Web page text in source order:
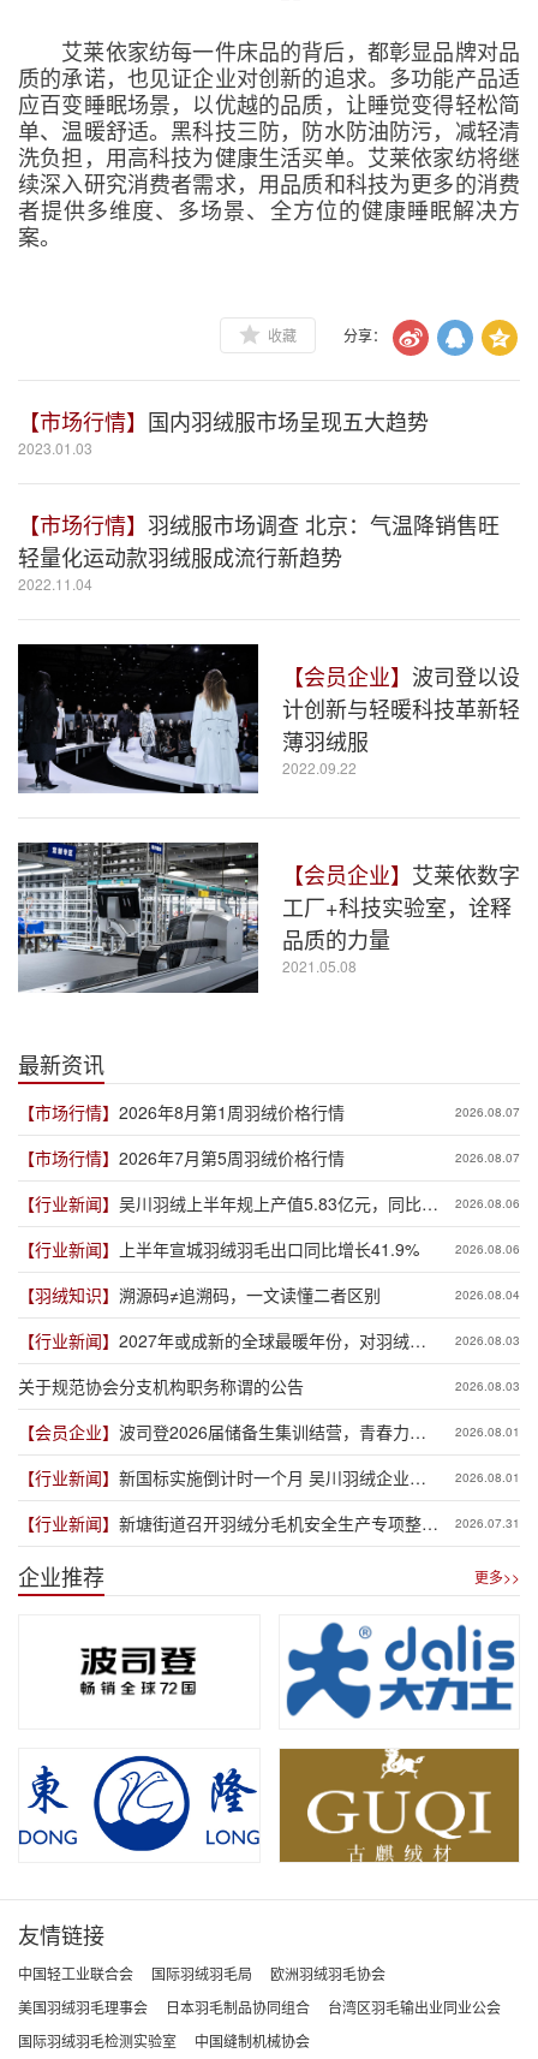
艾莱依家纺每一件床品的背后，都彰显品牌对品
质的承诺，也见证企业对创新的追求。多功能产品适
应百变睡眠场景，以优越的品质，让睡觉变得轻松简
单、温暖舒适。黑科技三防，防水防油防污，减轻清
洗负担，用高科技为健康生活买单。艾莱依家纺将继
续深入研究消费者需求，用品质和科技为更多的消费
者提供多维度、多场景、全方位的健康睡眠解决方
案。
收藏 分享：
【市场行情】 国内羽绒服市场呈现五大趋势
2023.01.03
【市场行情】 羽绒服市场调查 北京：气温降销售旺
轻量化运动款羽绒服成流行新趋势
2022.11.04
【会员企业】 波司登以设
计创新与轻暖科技革新轻
薄羽绒服
2022.09.22
【会员企业】 艾莱依数字
工厂+科技实验室，诠释
品质的力量
2021.05.08
最新资讯
【市场行情】 2026年8月第1周羽绒价格行情 2026.08.07
【市场行情】 2026年7月第5周羽绒价格行情 2026.08.07
【行业新闻】 吴川羽绒上半年规上产值5.83亿元，同比增
长19.3%
2026.08.06
【行业新闻】 上半年宣城羽绒羽毛出口同比增长41.9% 2026.08.06
【羽绒知识】 溯源码≠追溯码，一文读懂二者区别 2026.08.04
【行业新闻】 2027年或成新的全球最暖年份，对羽绒产
业有何影响？
2026.08.03
关于规范协会分支机构职务称谓的公告 2026.08.03
【会员企业】 波司登2026届储备生集训结营，青春力量
赋能品牌新程
2026.08.01
【行业新闻】 新国标实施倒计时一个月 吴川羽绒企业集
体“抢跑”新规
2026.08.01
【行业新闻】 新塘街道召开羽绒分毛机安全生产专项整治
推进会
2026.07.31
企业推荐 更多>>
友情链接
中国轻工业联合会 国际羽绒羽毛局
欧洲羽绒羽毛协会
美国羽绒羽毛理事会
日本羽毛制品协同组合
台湾区羽毛输出业同业公会
国际羽绒羽毛检测实验室
中国缝制机械协会